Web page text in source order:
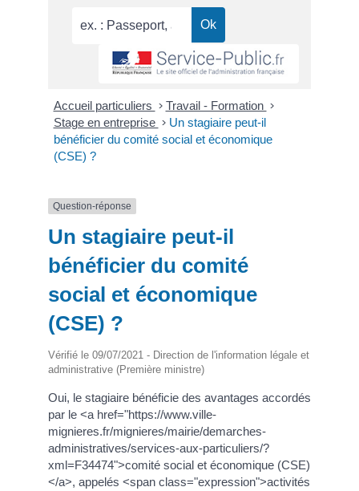
Accueil particuliers > Travail - Formation >
Stage en entreprise > Un stagiaire peut-il
bénéficier du comité social et économique
(CSE) ?
Question-réponse
Un stagiaire peut-il
bénéficier du comité
social et économique
(CSE) ?
Vérifié le 09/07/2021 - Direction de l'information légale et
administrative (Première ministre)
Oui, le stagiaire bénéficie des avantages accordés
par le <a href="https://www.ville-
mignieres.fr/mignieres/mairie/demarches-
administratives/services-aux-particuliers/?
xml=F34474">comité social et économique (CSE)
</a>, appelés <span class="expression">activités